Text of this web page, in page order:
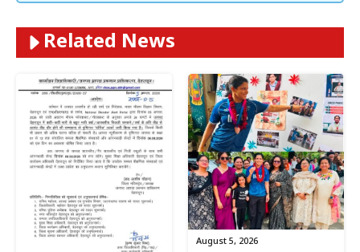
Related News
August 5, 2026